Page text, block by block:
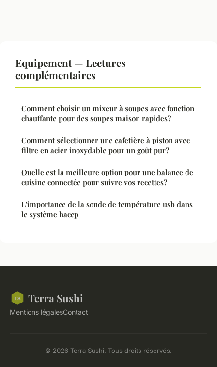
Equipement — Lectures
complémentaires
Comment choisir un mixeur à soupes avec fonction
chauffante pour des soupes maison rapides?
Comment sélectionner une cafetière à piston avec
filtre en acier inoxydable pour un goût pur?
Quelle est la meilleure option pour une balance de
cuisine connectée pour suivre vos recettes?
L'importance de la sonde de température usb dans
le système haccp
Terra Sushi
Mentions légalesContact
© 2026 Terra Sushi. Tous droits réservés.